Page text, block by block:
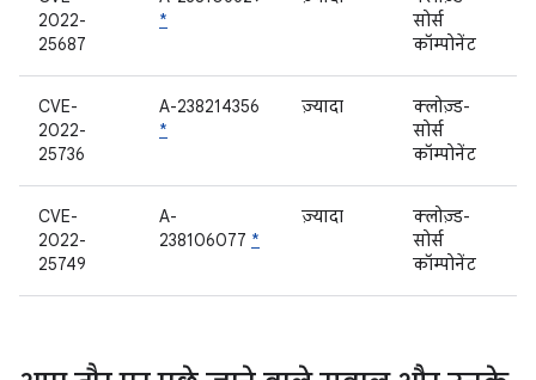
2022-
25687
*
सोर्स
कॉम्पोनेंट
CVE-
2022-
25736
A-238214356
*
ज़्यादा
क्लोज़्ड-
सोर्स
कॉम्पोनेंट
CVE-
2022-
25749
A-
238106077 *
ज़्यादा
क्लोज़्ड-
सोर्स
कॉम्पोनेंट